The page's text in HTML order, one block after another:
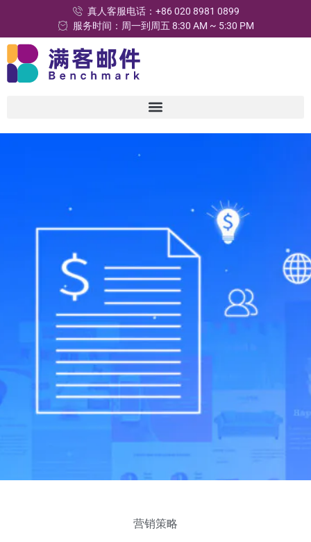
真人客服电话：+86 020 8981 0899
服务时间：周一到周五 8:30 AM ~ 5:30 PM
营销策略